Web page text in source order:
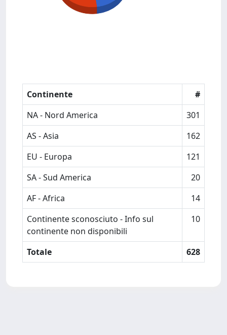
Continente
#
NA - Nord America
301
AS - Asia
162
EU - Europa
121
SA - Sud America
20
AF - Africa
14
Continente sconosciuto - Info sul
continente non disponibili
10
Totale 628